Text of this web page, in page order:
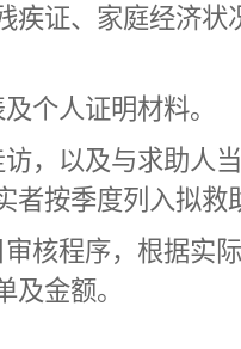
疾证、家庭经济状
个人证明材料。
访，以及与求助人
者按季度列入拟救
审核程序，根据实
金额。